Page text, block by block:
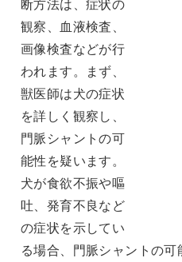
観察、血液検査、
画像検査などが行
われます。まず、
獣医師は犬の症状
を詳しく観察し、
門脈シャントの可
能性を疑います。
犬が食欲不振や嘔
吐、発育不良など
の症状を示してい
る場合、門脈シャントの可